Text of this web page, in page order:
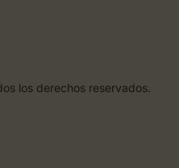
los derechos reservados.